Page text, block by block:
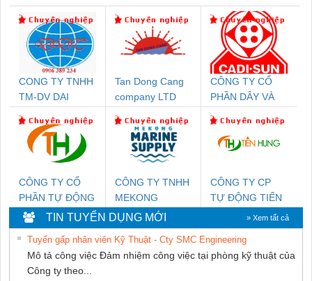
CONG TY TNHH
TM-DV DAI
Tan Dong Cang
company LTD
CÔNG TY CỔ
PHẦN DÂY VÀ
THƯỢNG ĐÌNH
CÔNG TY CỔ
PHẦN TỰ ĐỘNG
TIẾN HƯNG
CÔNG TY TNHH
MEKONG
MARINE
SUPPLY
CÔNG TY CP
TỰ ĐỘNG TIẾN
TIN TUYỂN DỤNG MỚI » Xem tất cả
Tuyển gấp nhân viên Kỹ Thuật - Cty SMC Engineering
Mô tả công việc Đảm nhiệm công việc tại phòng kỹ thuật của
Công ty theo...